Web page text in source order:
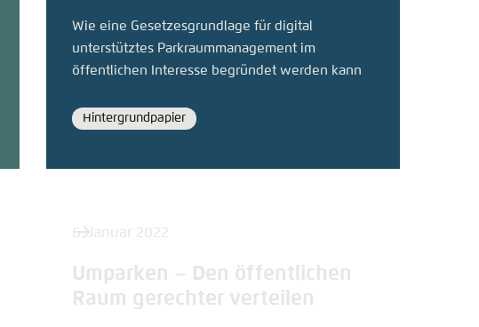
Wie eine Gesetzesgrundlage für digital
unterstütztes Parkraummanagement im
öffentlichen Interesse begründet werden kann
Format
Hintergrundpapier
6. Januar 2022
Umparken – Den öffentlichen
Raum gerechter verteilen